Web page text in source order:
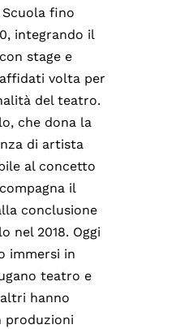
fino
integrando il
stage e
volta per
del teatro.
che dona la
di artista
al concetto
il
conclusione
nel 2018. Oggi
immersi in
teatro e
hanno
produzioni